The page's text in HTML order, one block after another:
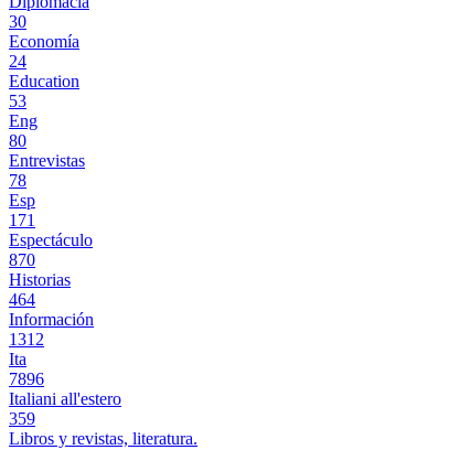
30
Economía
24
Education
53
Eng
80
Entrevistas
78
Esp
171
Espectáculo
870
Historias
464
Información
1312
Ita
7896
Italiani all'estero
359
Libros y revistas, literatura.